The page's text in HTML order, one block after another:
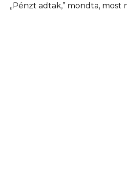
„Pénzt adtak,” mondta, most